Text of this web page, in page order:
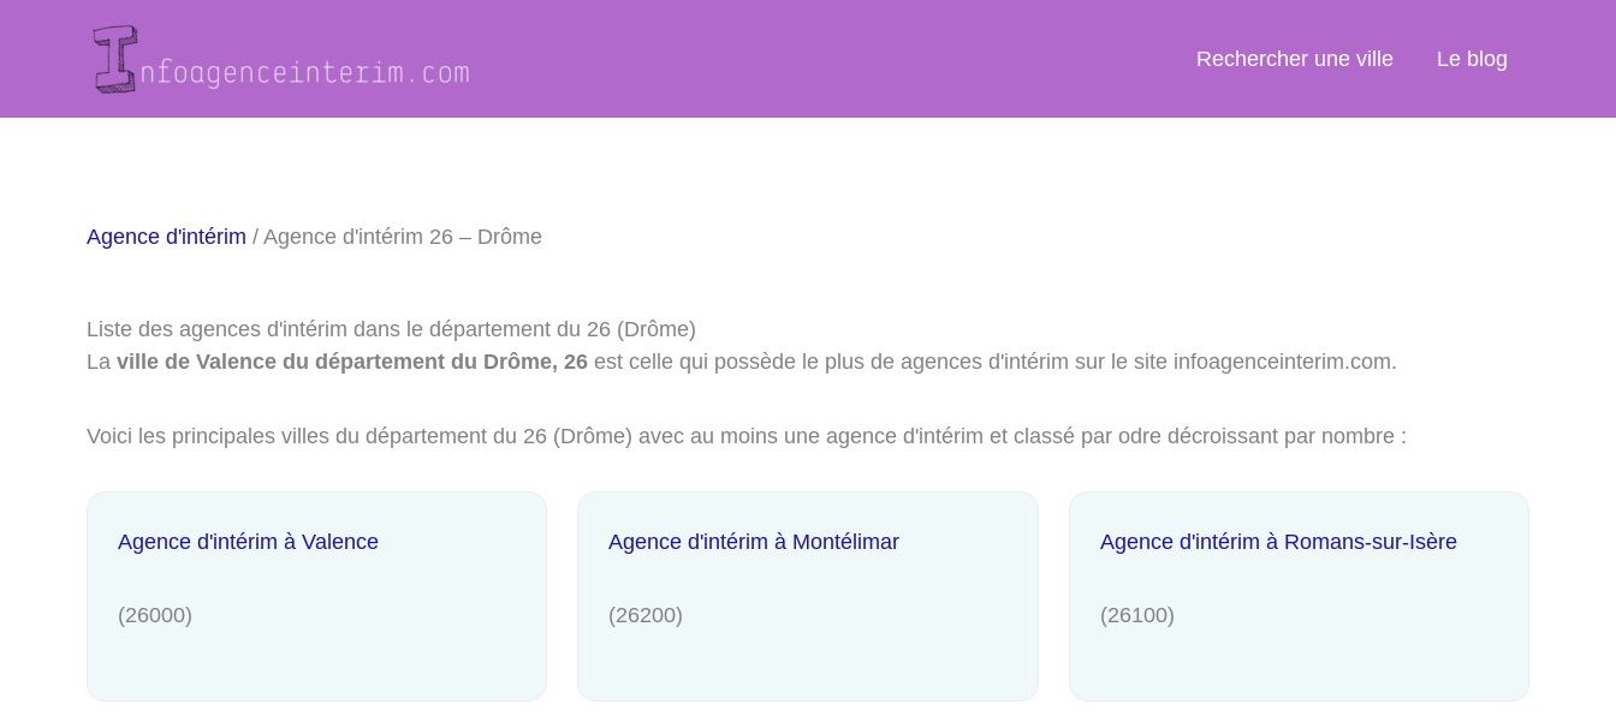
Rechercher une ville Le blog
Agence d'intérim / Agence d'intérim 26 – Drôme
Liste des agences d'intérim dans le département du 26 (Drôme)
La ville de Valence du département du Drôme, 26 est celle qui possède le plus de agences d'intérim sur le site infoagenceinterim.com.
Voici les principales villes du département du 26 (Drôme) avec au moins une agence d'intérim et classé par odre décroissant par nombre :
Agence d'intérim à Valence
(26000)
Agence d'intérim à Montélimar
(26200)
Agence d'intérim à Romans-sur-Isère
(26100)